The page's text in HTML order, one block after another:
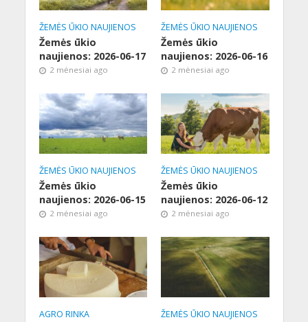
ŽEMĖS ŪKIO NAUJIENOS
Žemės ūkio
naujienos: 2026-06-17
2 mėnesiai ago
ŽEMĖS ŪKIO NAUJIENOS
Žemės ūkio
naujienos: 2026-06-16
2 mėnesiai ago
ŽEMĖS ŪKIO NAUJIENOS
Žemės ūkio
naujienos: 2026-06-15
2 mėnesiai ago
ŽEMĖS ŪKIO NAUJIENOS
Žemės ūkio
naujienos: 2026-06-12
2 mėnesiai ago
AGRO RINKA ŽEMĖS ŪKIO NAUJIENOS